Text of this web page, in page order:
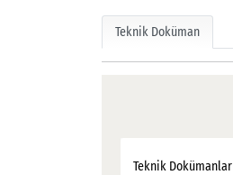
Teknik Doküman
Teknik Dokümanlar